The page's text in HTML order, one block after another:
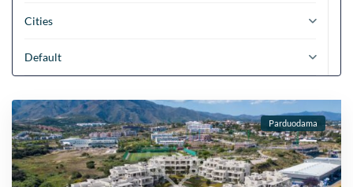
Cities
Default
Parduodama